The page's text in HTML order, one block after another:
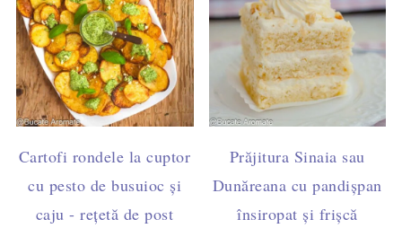
Cartofi rondele la cuptor
cu pesto de busuioc și
caju - rețetă de post
Prăjitura Sinaia sau
Dunăreana cu pandișpan
însiropat și frișcă